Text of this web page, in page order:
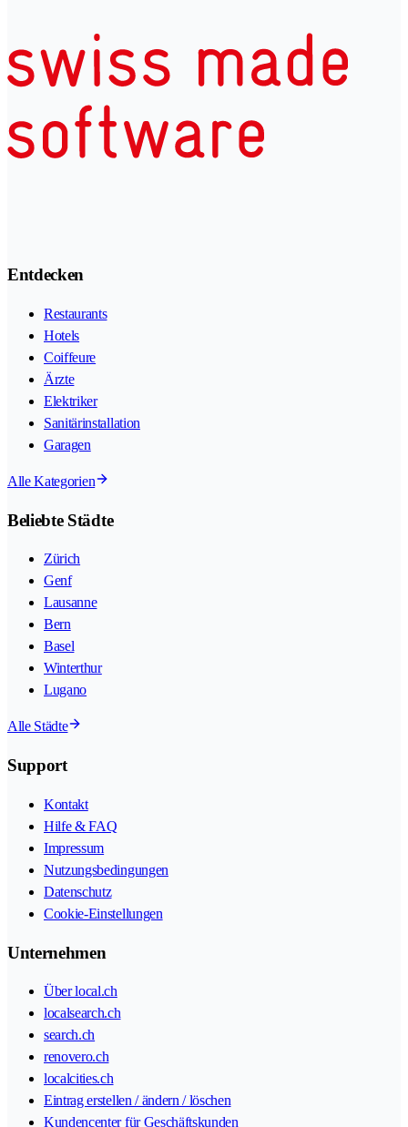
Entdecken
Restaurants
Hotels
Coiffeure
Ärzte
Elektriker
Sanitärinstallation
Garagen
Alle Kategorien
Beliebte Städte
Zürich
Genf
Lausanne
Bern
Basel
Winterthur
Lugano
Alle Städte
Support
Kontakt
Hilfe & FAQ
Impressum
Nutzungsbedingungen
Datenschutz
Cookie-Einstellungen
Unternehmen
Über local.ch
localsearch.ch
search.ch
renovero.ch
localcities.ch
Eintrag erstellen / ändern / löschen
Kundencenter für Geschäftskunden